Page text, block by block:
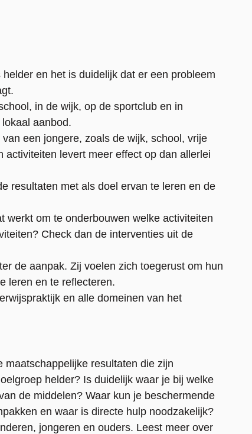
en het is duidelijk dat er een probleem
in de wijk, op de sportclub en in
aanbod.
een jongere, zoals de wijk, school, vrije
levert meer effect op dan allerlei
resultaten met als doel ervan te leren en de
werkt om te onderbouwen welke activiteiten
Check dan de interventies uit de
de aanpak. Zij voelen zich toegerust om hun
leren en te reflecteren.
en alle domeinen van het
resultaten die zijn
helder? Is duidelijk waar je bij welke
de middelen? Waar kun je beschermende
en waar is directe hulp noodzakelijk?
jongeren en ouders. Leest meer over